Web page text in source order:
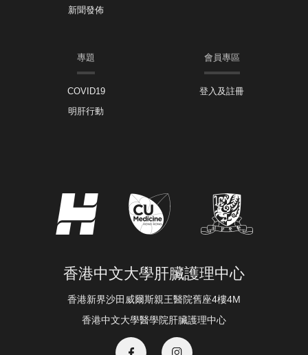
新聞發佈
專題
COVID19
明肝行動
會員專區
登入及註冊
香港中文大學肝臟護理中心
香港新界沙田威爾斯親王醫院舊座4樓4M
香港中文大學醫學院肝臟護理中心